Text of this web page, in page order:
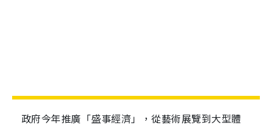
政府今年推廣「盛事經濟」，從藝術展覽到大型體